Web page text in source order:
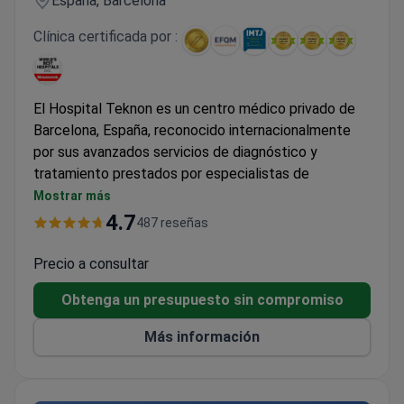
Clínica certificada por :
El Hospital Teknon es un centro médico privado de
Barcelona, España, reconocido internacionalmente
por sus avanzados servicios de diagnóstico y
tratamiento prestados por especialistas de
renombre.
El hospital está especializado en epileptología,
avanzada con células madre para la recuperación de
traumatismos. Cuenta con múltiples acreditaciones
de la JCI y ha recibido numerosos premios a la
oncología, cirugía cardiaca, neurocirugía y
Mostrar más
4.7487 reseñas
Precio a consultar
Obtenga un presupuesto sin compromiso
Más información